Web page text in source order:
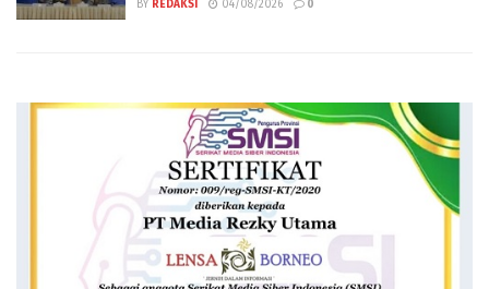
BY REDAKSI 04/08/2026 0